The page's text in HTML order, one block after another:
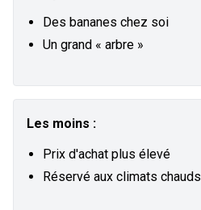
Des bananes chez soi
Un grand « arbre »
Les moins :
Prix d'achat plus élevé
Réservé aux climats chauds